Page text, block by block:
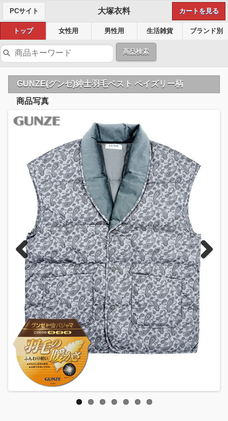
PCサイト 大塚衣料 カートを見る
トップ 女性用 男性用 生活雑貨 ブランド別
商品検索
GUNZE(グンゼ)紳士羽毛ベスト ペイズリー柄
商品写真
Previous Next